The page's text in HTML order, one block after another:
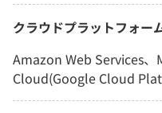
クラウドプラットフォー
Amazon Web Services
Cloud(Google Cloud